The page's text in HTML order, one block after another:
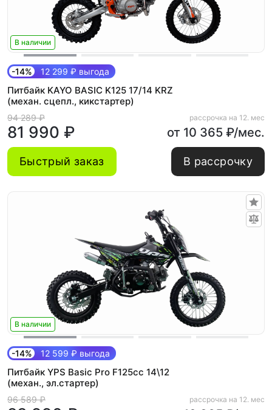
В наличии
-14% 12 299 ₽ выгода
Питбайк KAYO BASIC K125 17/14 KRZ
(механ. сцепл., кикстартер)
94 289 ₽
81 990 ₽
рассрочка на 12. мес
от 10 365 ₽/мес.
Быстрый заказ В рассрочку
В наличии
-14% 12 599 ₽ выгода
Питбайк YPS Basic Pro F125cc 14\12
(механ., эл.стартер)
96 589 ₽ рассрочка на 12. мес